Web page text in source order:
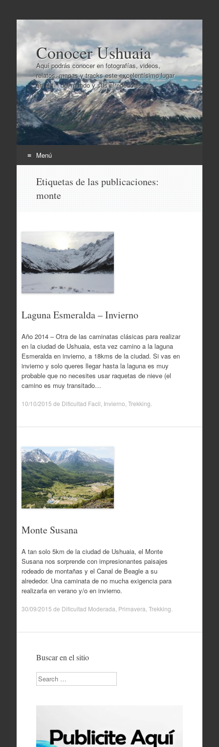
Conocer Ushuaia
Aquí podrás conocer en fotografías, videos,
relatos, mapas y tracks este excelentísimo lugar
en el fin del mundo y sus alrededores..
Menú
contenido
Etiquetas de las publicaciones:
monte
Laguna Esmeralda – Invierno
Año 2014 – Otra de las caminatas clásicas para realizar
en la ciudad de Ushuaia, esta vez camino a la laguna
Esmeralda en invierno, a 18kms de la ciudad. Si vas en
invierno y solo queres llegar hasta la laguna es muy
probable que no necesites usar raquetas de nieve (el
camino es muy transitado…
10/10/2015 de Dificultad Facil Invierno Trekking
Monte Susana
A tan solo 5km de la ciudad de Ushuaia, el Monte
Susana nos sorprende con impresionantes paisajes
rodeado de montañas y el Canal de Beagle a su
alrededor. Una caminata de no mucha exigencia para
realizarla en verano y/o en invierno.
30/09/2015 de Dificultad Moderada Primavera Trekking
Buscar en el sitio
Search